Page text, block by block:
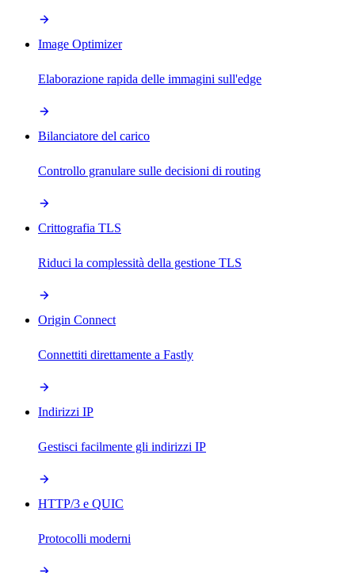
Image Optimizer
Elaborazione rapida delle immagini sull'edge
Bilanciatore del carico
Controllo granulare sulle decisioni di routing
Crittografia TLS
Riduci la complessità della gestione TLS
Origin Connect
Connettiti direttamente a Fastly
Indirizzi IP
Gestisci facilmente gli indirizzi IP
HTTP/3 e QUIC
Protocolli moderni